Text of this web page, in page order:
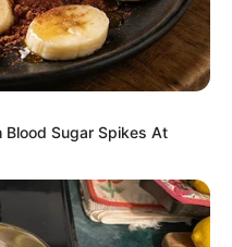
Sugar Spikes At